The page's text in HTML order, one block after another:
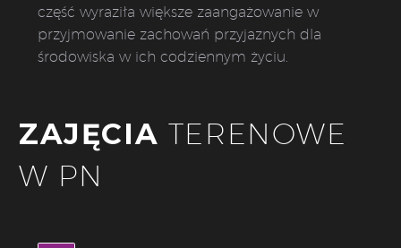
część wyraziła większe zaangażowanie w
przyjmowanie zachowań przyjaznych dla
środowiska w ich codziennym życiu.
ZAJĘCIA TERENOWE
W PN